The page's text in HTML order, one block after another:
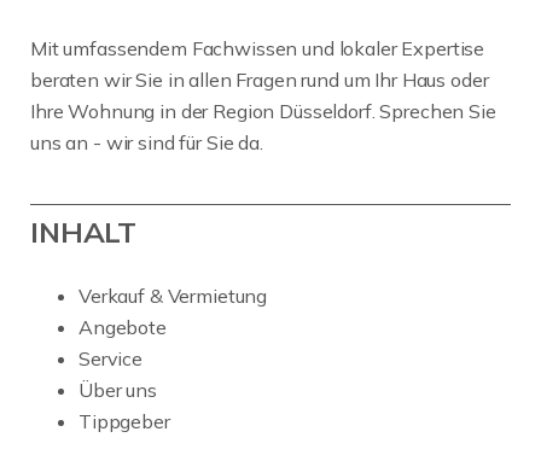
Mit umfassendem Fachwissen und lokaler Expertise
beraten wir Sie in allen Fragen rund um Ihr Haus oder
Ihre Wohnung in der Region Düsseldorf. Sprechen Sie
uns an - wir sind für Sie da.
INHALT
Verkauf & Vermietung
Angebote
Service
Über uns
Tippgeber